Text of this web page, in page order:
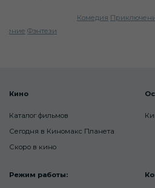
Комедия
Фэнтези
Кино
Каталог фильмов
Сегодня в Киномакс Планета
Скоро в кино
Режим работы: